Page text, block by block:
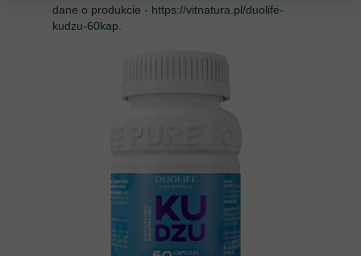
dane o produkcie - https://vitnatura.pl/duolife-
kudzu-60kap.